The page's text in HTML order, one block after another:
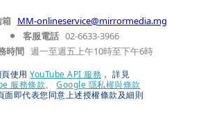
MM-onlineservice@mirrormedia.mg
客服電話 02-6633-3966
時間 週一至週五上午10時至下午6時
使用 YouTube API 服務 ， 詳見
服務條款、
Google 隱私權與條款
面即代表您同意上述授權條款及細則